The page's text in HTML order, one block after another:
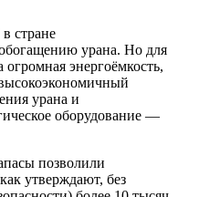
стране
урана. Но для
огромная энергоёмкость,
урана и
оборудование —
позволили
утверждают, без